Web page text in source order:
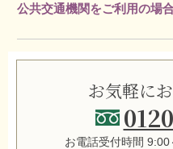
公共交通機関をご利用の場
お気軽に
お電話受付時間